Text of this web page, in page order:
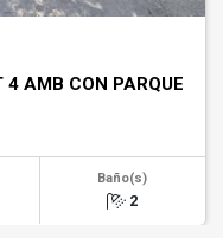
4 AMB CON PARQUE
Baño(s)
2